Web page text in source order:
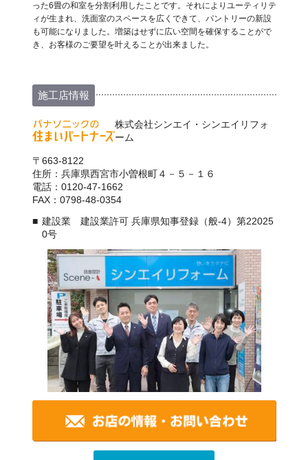
った6畳の和室を分割利用したことです。それによりユーティリテ
ィが生まれ、洗面室のスペースを広くできて、パントリーの新設
も可能になりました。増築はせずに広い空間を確保することがで
き、お客様のご要望を叶えることが出来ました。
施工店情報
株式会社シンエイ・シンエイリフォ
ーム
〒663-8122
住所：兵庫県西宮市小曽根町４－５－１６
電話：0120-47-1662
FAX：0798-48-0354
建設業 建設業許可 兵庫県知事登録（般-4）第22025
0号